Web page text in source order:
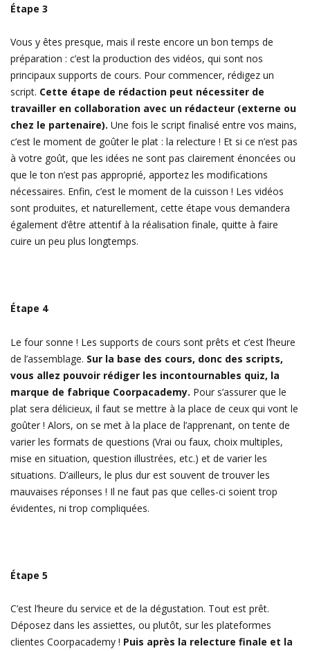
Étape 3
Vous y êtes presque, mais il reste encore un bon temps de
préparation : c’est la production des vidéos, qui sont nos
principaux supports de cours. Pour commencer, rédigez un
script. Cette étape de rédaction peut nécessiter de
travailler en collaboration avec un rédacteur (externe ou
chez le partenaire). Une fois le script finalisé entre vos mains,
c’est le moment de goûter le plat : la relecture ! Et si ce n’est pas
à votre goût, que les idées ne sont pas clairement énoncées ou
que le ton n’est pas approprié, apportez les modifications
nécessaires. Enfin, c’est le moment de la cuisson ! Les vidéos
sont produites, et naturellement, cette étape vous demandera
également d’être attentif à la réalisation finale, quitte à faire
cuire un peu plus longtemps.
Étape 4
Le four sonne ! Les supports de cours sont prêts et c’est l’heure
de l’assemblage. Sur la base des cours, donc des scripts,
vous allez pouvoir rédiger les incontournables quiz, la
marque de fabrique Coorpacademy. Pour s’assurer que le
plat sera délicieux, il faut se mettre à la place de ceux qui vont le
goûter ! Alors, on se met à la place de l’apprenant, on tente de
varier les formats de questions (Vrai ou faux, choix multiples,
mise en situation, question illustrées, etc.) et de varier les
situations. D’ailleurs, le plus dur est souvent de trouver les
mauvaises réponses ! Il ne faut pas que celles-ci soient trop
évidentes, ni trop compliquées.
Étape 5
C’est l’heure du service et de la dégustation. Tout est prêt.
Déposez dans les assiettes, ou plutôt, sur les plateformes
clientes Coorpacademy ! Puis après la relecture finale et la